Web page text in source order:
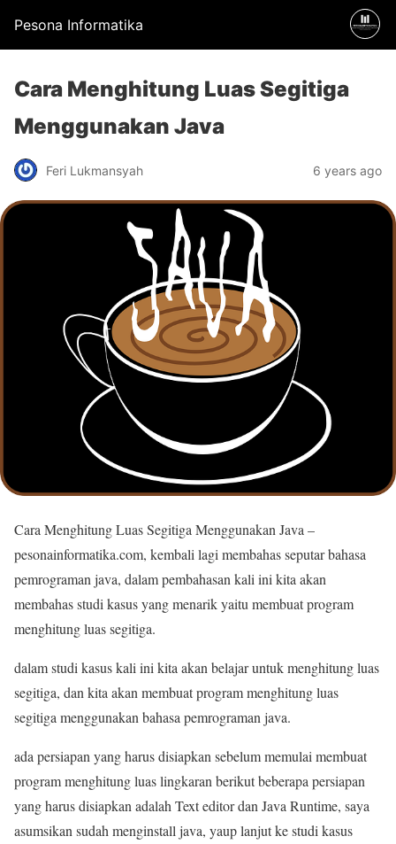
Pesona Informatika
Cara Menghitung Luas Segitiga
Menggunakan Java
Feri Lukmansyah 6 years ago
Cara Menghitung Luas Segitiga Menggunakan Java –
pesonainformatika.com, kembali lagi membahas seputar bahasa
pemrograman java, dalam pembahasan kali ini kita akan
membahas studi kasus yang menarik yaitu membuat program
menghitung luas segitiga.
dalam studi kasus kali ini kita akan belajar untuk menghitung luas
segitiga, dan kita akan membuat program menghitung luas
segitiga menggunakan bahasa pemrograman java.
ada persiapan yang harus disiapkan sebelum memulai membuat
program menghitung luas lingkaran berikut beberapa persiapan
yang harus disiapkan adalah Text editor dan Java Runtime, saya
asumsikan sudah menginstall java, yaup lanjut ke studi kasus